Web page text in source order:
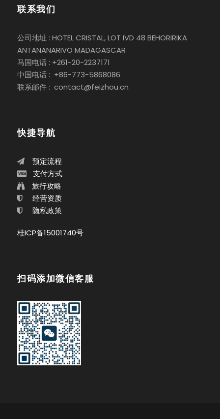
联系我们
公司地址 : HOTEL CRISTAL, LOT IVD 48 BEHORIRIKA
ANTANANARIVO MADAGASCAR
马国电话 : +261-20-2237171
中国电话 : +86-773-5868086
联系邮件 : contact@feizhou.cn
快捷导航
预定流程
支付方式
旅行攻略
经营资质
隐私政策
桂ICP备15001740号
扫码添加微信客服